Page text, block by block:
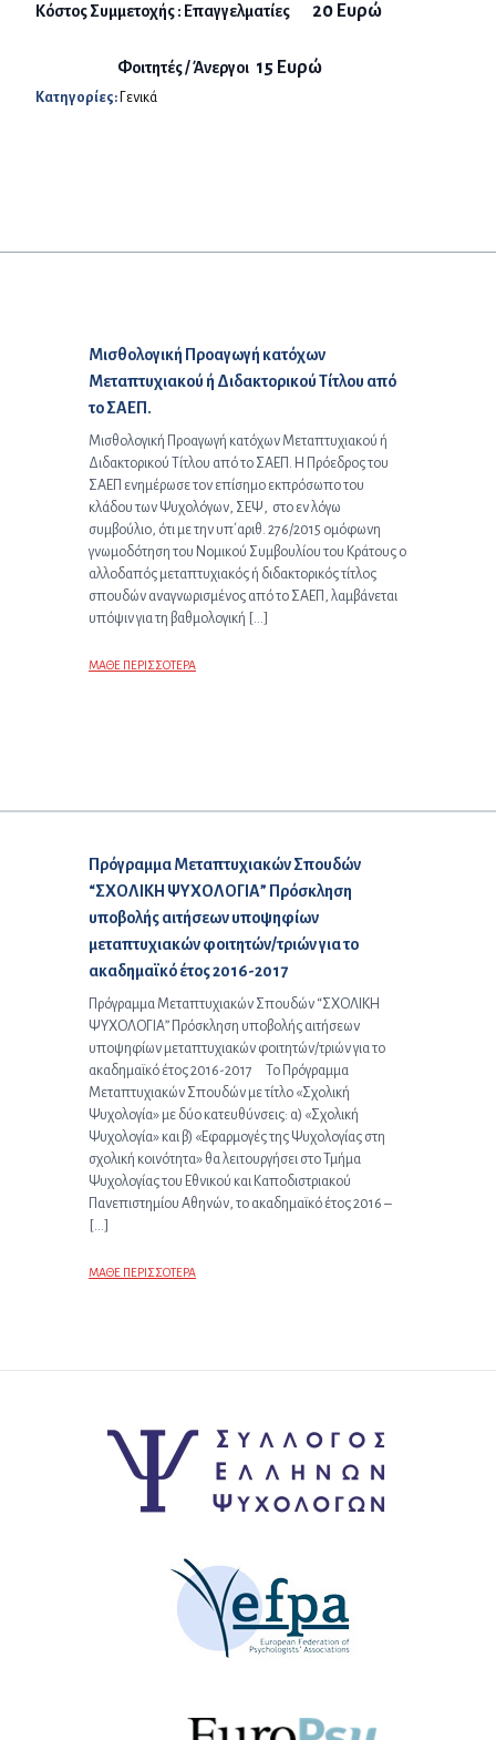
Κόστος Συμμετοχής : Επαγγελματίες 20 Eυρώ
Φοιτητές / Άνεργοι 15 Ευρώ
Κατηγορίες: Γενικά
Προηγούμενο άρθρο:
Μισθολογική Προαγωγή κατόχων
Μεταπτυχιακού ή Διδακτορικού Τίτλου από
το ΣΑΕΠ.
Μισθολογική Προαγωγή κατόχων Μεταπτυχιακού ή
Διδακτορικού Τίτλου από το ΣΑΕΠ. Η Πρόεδρος του
ΣΑΕΠ ενημέρωσε τον επίσημο εκπρόσωπο του
κλάδου των Ψυχολόγων, ΣΕΨ, στο εν λόγω
συμβούλιο, ότι με την υπ΄αριθ. 276/2015 ομόφωνη
γνωμοδότηση του Νομικού Συμβουλίου του Κράτους ο
αλλοδαπός μεταπτυχιακός ή διδακτορικός τίτλος
σπουδών αναγνωρισμένος από το ΣΑΕΠ, λαμβάνεται
υπόψιν για τη βαθμολογική […]
ΜΑΘΕ ΠΕΡΙΣΣΟΤΕΡΑ
Επόμενο άρθρο:
Πρόγραμμα Μεταπτυχιακών Σπουδών
“ΣΧΟΛΙΚΗ ΨΥΧΟΛΟΓΙΑ” Πρόσκληση
υποβολής αιτήσεων υποψηφίων
μεταπτυχιακών φοιτητών/τριών για το
ακαδημαϊκό έτος 2016-2017
Πρόγραμμα Μεταπτυχιακών Σπουδών “ΣΧΟΛΙΚΗ
ΨΥΧΟΛΟΓΙΑ” Πρόσκληση υποβολής αιτήσεων
υποψηφίων μεταπτυχιακών φοιτητών/τριών για το
ακαδημαϊκό έτος 2016-2017 Το Πρόγραμμα
Μεταπτυχιακών Σπουδών με τίτλο «Σχολική
Ψυχολογία» με δύο κατευθύνσεις: α) «Σχολική
Ψυχολογία» και β) «Εφαρμογές της Ψυχολογίας στη
σχολική κοινότητα» θα λειτουργήσει στο Τμήμα
Ψυχολογίας του Εθνικού και Καποδιστριακού
Πανεπιστημίου Αθηνών, το ακαδημαϊκό έτος 2016 –
[…]
ΜΑΘΕ ΠΕΡΙΣΣΟΤΕΡΑ